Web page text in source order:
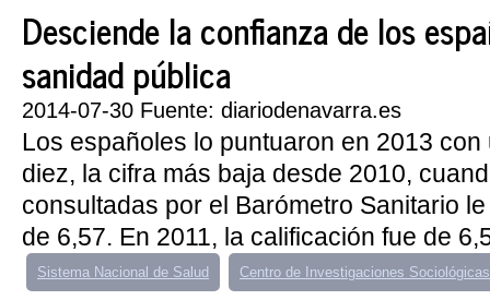
Desciende la confianza de los
sanidad pública
2014-07-30 Fuente: diariodenavarra.es
Los españoles lo puntuaron en 2013 con
diez, la cifra más baja desde 2010,
consultadas por el Barómetro Sanitario
de 6,57. En 2011, la calificación fue de
Sistema Nacional de Salud Centro de Investigaciones Sociológicas